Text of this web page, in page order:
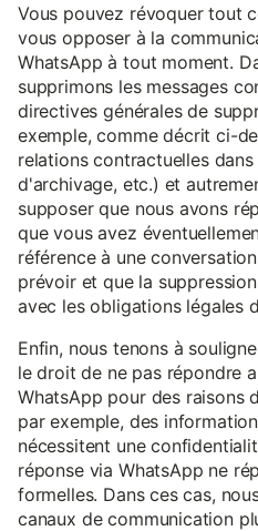
Vous pouvez révoquer tout
vous opposer à la
WhatsApp à tout moment.
supprimons les messages
directives générales de
exemple, comme décrit ci-
relations contractuelles
d'archivage, etc.) et
supposer que nous avons
que vous avez
référence à une
prévoir et que la
avec les obligations légales
Enfin, nous tenons à
le droit de ne pas répondre
WhatsApp pour des raisons
par exemple, des
nécessitent une
réponse via WhatsApp ne
formelles. Dans ces cas,
canaux de communication